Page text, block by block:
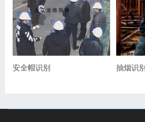
安全帽识别 抽烟识别